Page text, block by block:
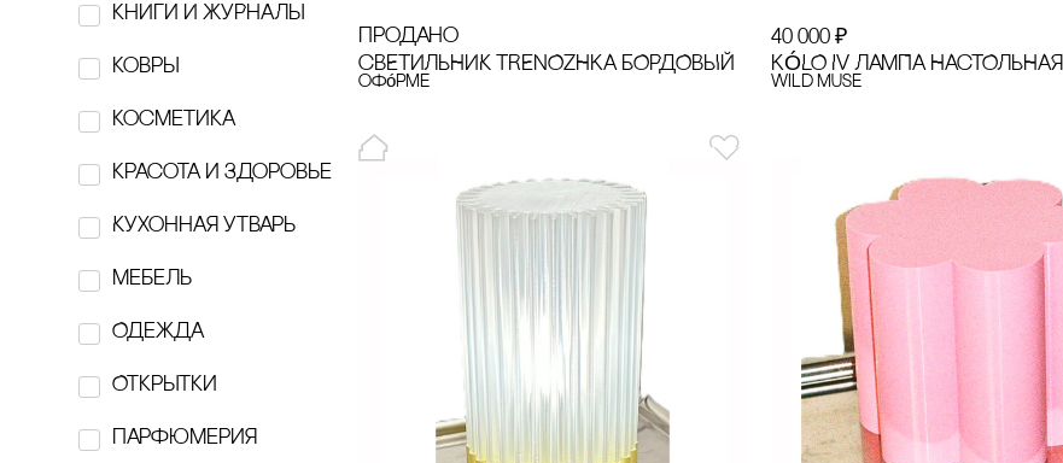
cELLBN
cOLLA GEN
Delo
EBURET
EXOARI L
figura A
FLAME.MOSCOW
GARAGE
Hairmates
кнИги И ЖуРнаЛы
ковры
косметика
красота и здоровье
Кухонная утварь
Мебель
Одежда
Открытки
парфюмерия
продано
сВЕТИЛЬНИК TRENOZHKA БОРДОВЫЙ
офóрме
40 000₽
KÓLO IV ЛАМПА НАсТОЛЬНАЯ
Wild Muse